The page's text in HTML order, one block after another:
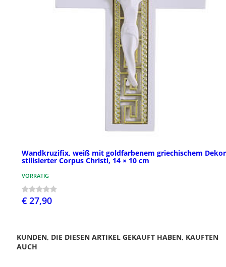
Wandkruzifix, weiß mit goldfarbenem griechischem
stilisierter Corpus Christi, 14 × 10 cm
VORRÄTIG
€ 27,90
KUNDEN, DIE DIESEN ARTIKEL GEKAUFT HABEN, KAUFTEN
AUCH